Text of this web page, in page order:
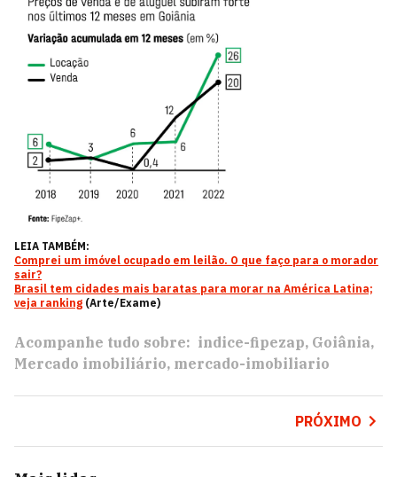
LEIA TAMBÉM:
Comprei um imóvel ocupado em leilão. O que faço para o morador
sair?
Brasil tem cidades mais baratas para morar na América Latina;
veja ranking (Arte/Exame)
Acompanhe tudo sobre: indice-fipezap Goiânia
Mercado imobiliário mercado-imobiliario
PRÓXIMO